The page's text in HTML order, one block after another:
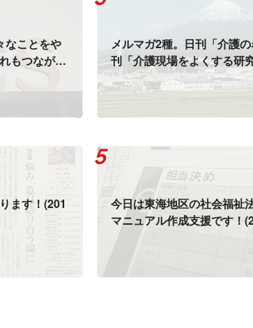
なことをや
もつながっ
ね！(2019.
メルマガ2種。日刊「介護
刊「介護現場をよくする研
信」好評配信中です！
ます！(201
今日は東海地区の社会福祉
マニュアル作成支援です！